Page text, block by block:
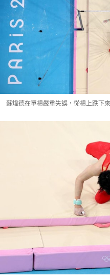
蘇煒德在單槓嚴重失誤，從槓上跌下